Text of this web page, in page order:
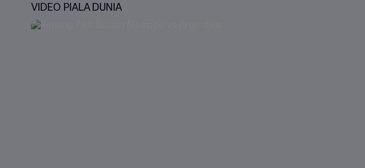
VIDEO PIALA DUNIA